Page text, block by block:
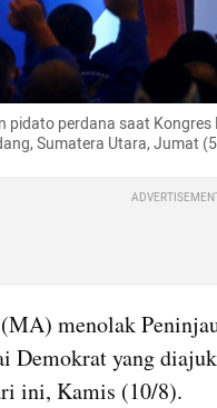
pidato perdana saat
Sumatera Utara, Jumat
menolak
Demokrat yang
ini, Kamis (10/8).